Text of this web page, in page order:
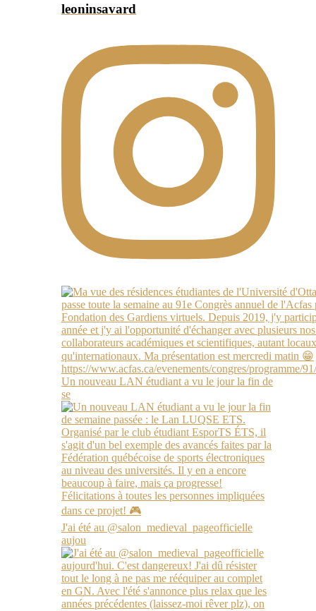
leoninsavard
Un nouveau LAN étudiant a vu le jour la fin de
se
J'ai été au @salon_medieval_pageofficielle
aujou